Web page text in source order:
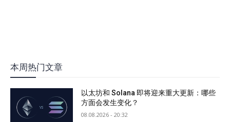
本周热门文章
以太坊和 Solana 即将迎来重大更新：哪些
方面会发生变化？
08.08.2026 - 20:32